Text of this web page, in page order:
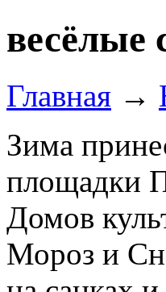
весёлые
Главная →
Зима
площадки
Домов
Мороз и